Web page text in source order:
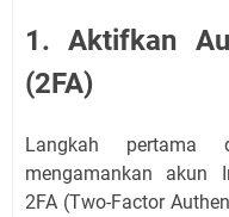
1. Aktifkan
(2FA)
Langkah
mengamankan akun
2FA (Two-Factor